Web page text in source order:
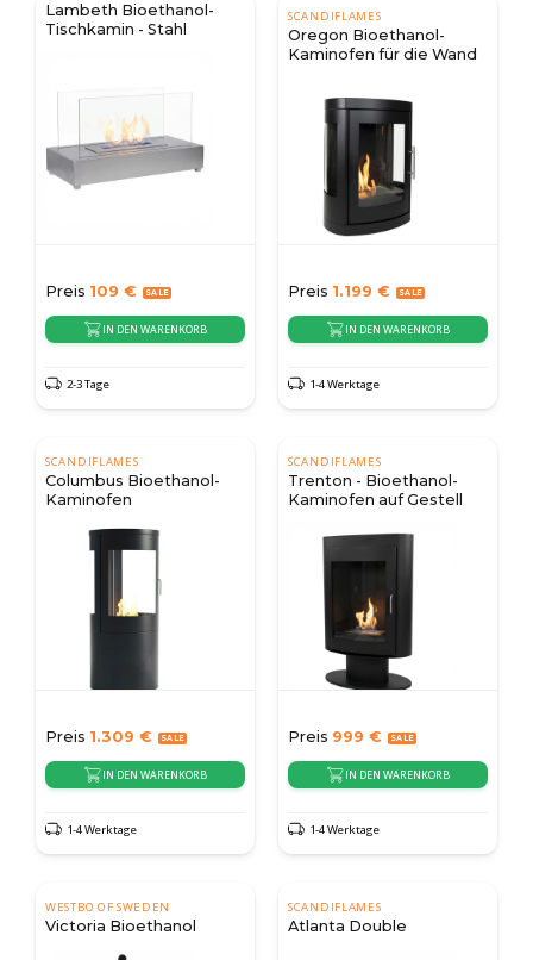
Lambeth Bioethanol-
Tischkamin - Stahl
Preis 109 €
IN DEN WARENKORB
2-3 Tage
SCANDIFLAMES
Oregon Bioethanol-
Kaminofen für die Wand
Preis 1.199 €
IN DEN WARENKORB
1-4 Werktage
SCANDIFLAMES
Columbus Bioethanol-
Kaminofen
Preis 1.309 €
IN DEN WARENKORB
1-4 Werktage
SCANDIFLAMES
Trenton - Bioethanol-
Kaminofen auf Gestell
Preis 999 €
IN DEN WARENKORB
1-4 Werktage
WESTBO OF SWEDEN
Victoria Bioethanol
SCANDIFLAMES
Atlanta Double